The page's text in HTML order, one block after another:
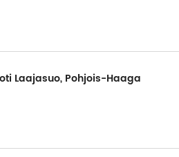
Laajasuo, Pohjois-Haaga